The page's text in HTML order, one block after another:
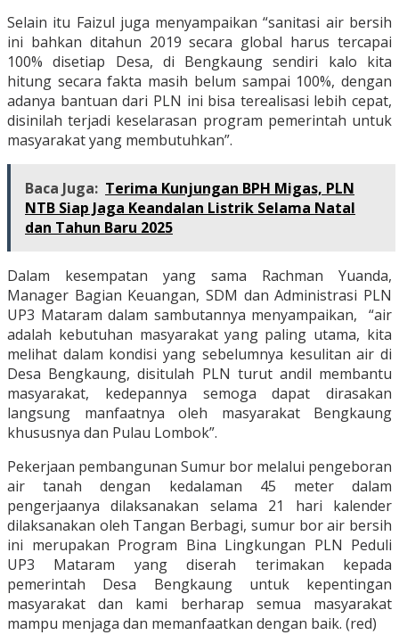
Selain itu Faizul juga menyampaikan “sanitasi air bersih
ini bahkan ditahun 2019 secara global harus tercapai
100% disetiap Desa, di Bengkaung sendiri kalo kita
hitung secara fakta masih belum sampai 100%, dengan
adanya bantuan dari PLN ini bisa terealisasi lebih cepat,
disinilah terjadi keselarasan program pemerintah untuk
masyarakat yang membutuhkan”.
Baca Juga: Terima Kunjungan BPH Migas, PLN
NTB Siap Jaga Keandalan Listrik Selama Natal
dan Tahun Baru 2025
Dalam kesempatan yang sama Rachman Yuanda,
Manager Bagian Keuangan, SDM dan Administrasi PLN
UP3 Mataram dalam sambutannya menyampaikan, “air
adalah kebutuhan masyarakat yang paling utama, kita
melihat dalam kondisi yang sebelumnya kesulitan air di
Desa Bengkaung, disitulah PLN turut andil membantu
masyarakat, kedepannya semoga dapat dirasakan
langsung manfaatnya oleh masyarakat Bengkaung
khususnya dan Pulau Lombok”.
Pekerjaan pembangunan Sumur bor melalui pengeboran
air tanah dengan kedalaman 45 meter dalam
pengerjaanya dilaksanakan selama 21 hari kalender
dilaksanakan oleh Tangan Berbagi, sumur bor air bersih
ini merupakan Program Bina Lingkungan PLN Peduli
UP3 Mataram yang diserah terimakan kepada
pemerintah Desa Bengkaung untuk kepentingan
masyarakat dan kami berharap semua masyarakat
mampu menjaga dan memanfaatkan dengan baik. (red)